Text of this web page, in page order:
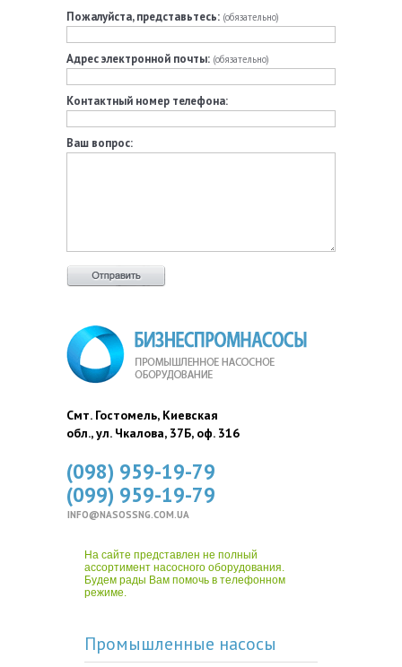
Пожалуйста, представьтесь: (обязательно)
Адрес электронной почты: (обязательно)
Контактный номер телефона:
Ваш вопрос:
Смт. Гостомель, Киевская
обл., ул. Чкалова, 37Б, оф. 316
(098) 959-19-79
(099) 959-19-79
INFO@NASOSSNG.COM.UA
На сайте представлен не полный
ассортимент насосного оборудования.
Будем рады Вам помочь в телефонном
режиме.
Промышленные насосы